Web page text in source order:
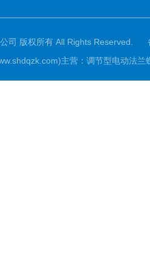
司 版权所有 All Rights Reserved.
主营：调节型电动法